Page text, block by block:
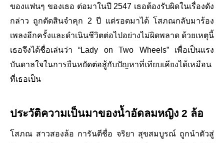
ของแฟนๆ ของเธอ ต่อมาในปี 2547 เธอต้องรับผิดในเรื่องดัง
กล่าว ถูกตัดสินจำคุก 2 ปี แต่รอดมาได้ โสภณกลับมาร้อง
เพลงอีกครั้งและดำเนินชีวิตต่อไปอย่างไม่ผิดพลาด ด้วยเหตุนี้
เธอจึงได้ชื่อเล่นว่า “Lady on Two Wheels” เพื่อเป็นแรง
บันดาลใจในการยืนหยัดต่อสู้กับปัญหาที่เทียบเคียงได้เหมือน
ที่เธอเป็น
ประวัติความเป็นมาของน้ำอัดลมหญิง 2 ล้อ
โสภณ สาวสองล้อ การันตีชื่อ จริยา สุขสมบูรณ์ ถูกนำตัวสู่